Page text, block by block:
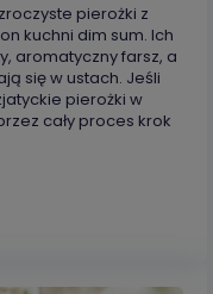
pierożki z
kuchni dim sum. Ich
aromatyczny farsz, a
się w ustach. Jeśli
pierożki w
cały proces krok